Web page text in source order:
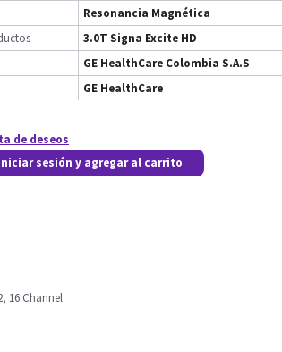
Resonancia Magnética
3.0T Signa Excite HD
GE HealthCare Colombia S.A.S
GE HealthCare
de deseos
sesión y agregar al carrito
16 Channel